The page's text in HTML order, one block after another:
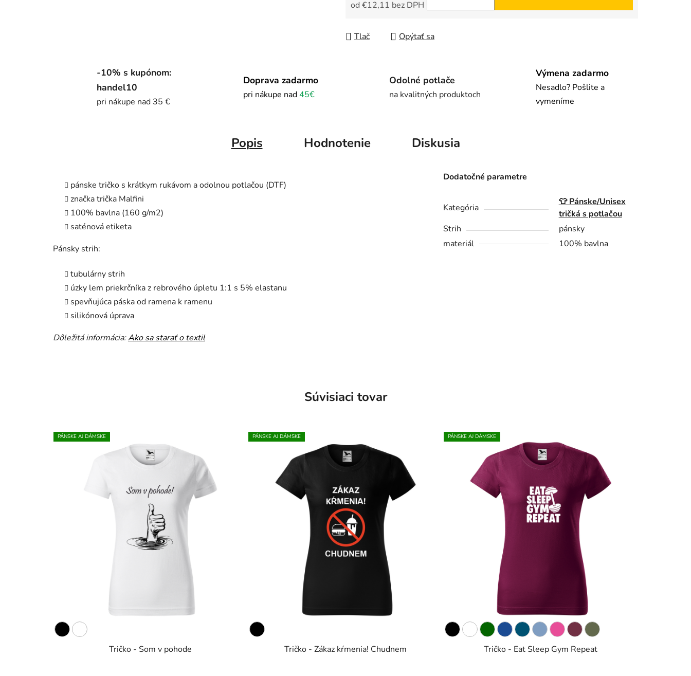
od €12,11 bez DPH
Tlač Opýtať sa
-10% s kupónom:
handel10
pri nákupe nad 35 €
Doprava zadarmo
pri nákupe nad45€
Odolné potlače
na kvalitných produktoch
Výmena zadarmo
Nesadlo? Pošlite a
vymeníme
Popis Hodnotenie Diskusia
pánske tričko s krátkym rukávom a odolnou potlačou (DTF)
značka trička Malfini
100% bavlna (160 g/m2)
saténová etiketa
Pánsky strih:
tubulárny strih
úzky lem priekrčníka z rebrového úpletu 1:1 s 5% elastanu
spevňujúca páska od ramena k ramenu
silikónová úprava
Dôležitá informácia:Ako sa starať o textil
Dodatočné parametre
Kategória
👕 Pánske/Unisex
tričká s potlačou
Strih
pánsky
materiál
100% bavlna
Súvisiaci tovar
PÁNSKE AJ DÁMSKE
Tričko - Som v pohode
PÁNSKE AJ DÁMSKE
Tričko - Zákaz kŕmenia! Chudnem
PÁNSKE AJ DÁMSKE
Tričko - Eat Sleep Gym Repeat